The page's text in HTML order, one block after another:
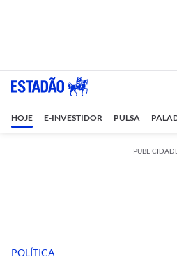
HOJE E-INVESTIDOR PULSA
POLÍTICA